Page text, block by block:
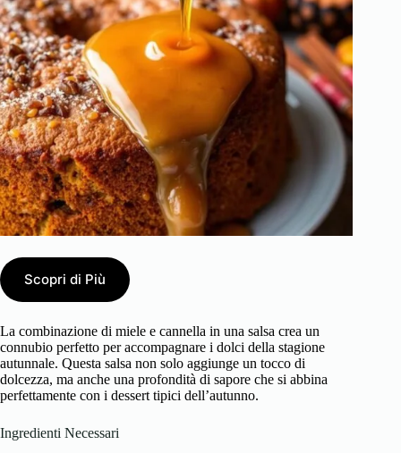
Scopri di Più
La combinazione di miele e cannella in una salsa crea un
connubio perfetto per accompagnare i dolci della stagione
autunnale. Questa salsa non solo aggiunge un tocco di
dolcezza, ma anche una profondità di sapore che si abbina
perfettamente con i dessert tipici dell’autunno.
Ingredienti Necessari